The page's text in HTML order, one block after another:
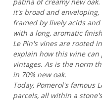
patina of creamy new
it's broad and
framed by lively acids
with a long, aromatic
Le Pin's vines are rooted
explain how this wine
vintages. As is the norm
in 70% new oak.
Today, Pomerol's famous
parcels, all within a